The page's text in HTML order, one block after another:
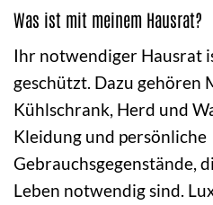
Was ist mit meinem Hausrat?
Ihr notwendiger Hausrat
geschützt. Dazu gehören
Kühlschrank, Herd und
Kleidung und persönliche
Gebrauchsgegenstände,
Leben notwendig sind.